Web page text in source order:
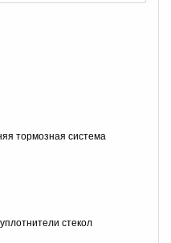
тормозная система
стекол